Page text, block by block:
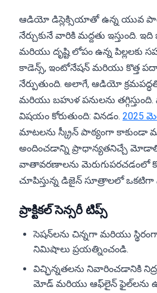
ఆడియో డిస్లెక్సియాతో ఉన్న యువ
నేర్చుకునే వారికి మద్దతు ఇస్తుంది.
మరియు దృష్టి లోపం ఉన్న పిల్లలకు
కాడెన్స్, ఇంటోనేషన్ మరియు కొత్త
నేర్పుతుంది. అలాగే, ఆడియో
మరియు బహుళ పనులను
విషయం కోరుతుంది: వినడం. 2025
మాటలను స్క్రీన్ పాఠ్యంగా కాకుండా
అందించడాన్ని ప్రాధాన్యతనిచ్చే మోడాలిటీ
వాతావరణాలను మెరుగుపరచడంలో
చూపిస్తున్న డిజైన్ సూత్రాలలో ఒకటిగా
ప్రాక్టికల్ సెన్సరీ టిప్స్
సెషన్‌లను చిన్నగా మరియు
నిమిషాలు ప్రయత్నించండి.
విచ్ఛిన్నతలను నివారించడానికి
మోడ్ మరియు ఆఫ్‌లైన్ ఫైల్‌లను